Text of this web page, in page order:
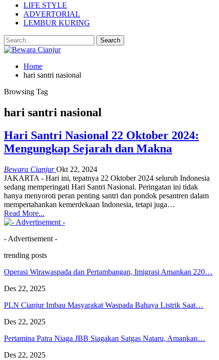
LIFE STYLE
ADVERTORIAL
LEMBUR KURING
Home
hari santri nasional
Browsing Tag
hari santri nasional
Hari Santri Nasional 22 Oktober 2024:
Mengungkap Sejarah dan Makna
Bewara CianjurOkt 22, 2024
JAKARTA - Hari ini, tepatnya 22 Oktober 2024 seluruh Indonesia
sedang memperingati Hari Santri Nasional. Peringatan ini tidak
hanya menyoroti peran penting santri dan pondok pesantren dalam
mempertahankan kemerdekaan Indonesia, tetapi juga…
Read More...
- Advertisement -
trending posts
Operasi Wirawaspada dan Pertambangan, Imigrasi Amankan 220…
Des 22, 2025
PLN Cianjur Imbau Masyarakat Waspada Bahaya Listrik Saat…
Des 22, 2025
Pertamina Patra Niaga JBB Siagakan Satgas Nataru, Amankan…
Des 22, 2025